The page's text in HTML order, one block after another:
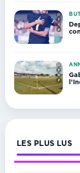
LES PLUS LUS